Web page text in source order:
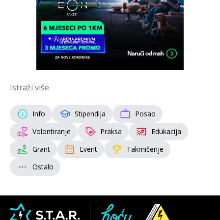
Istraži više
Info Stipendija
Posao
Volontiranje
Praksa
Edukacija
Grant
Event
Takmičenje
Ostalo